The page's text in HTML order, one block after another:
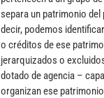
separa un patrimonio
decir, podemos
o créditos de ese
jerarquizados o
dotado de agencia –
organizan ese